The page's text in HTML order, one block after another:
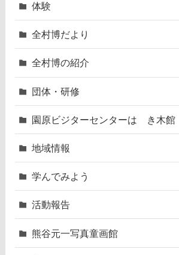
体験
全村博だより
全村博の紹介
団体・研修
園原ビジターセンターはゝき木館
地域情報
学んでみよう
活動報告
熊谷元一写真童画館